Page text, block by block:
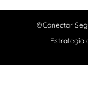
©Conectar
Estrategia